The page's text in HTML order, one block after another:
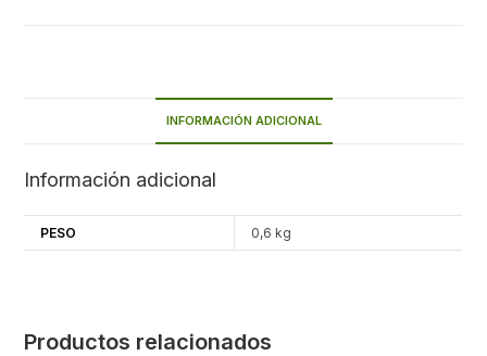
INFORMACIÓN ADICIONAL
Información adicional
PESO 0,6 kg
Productos relacionados